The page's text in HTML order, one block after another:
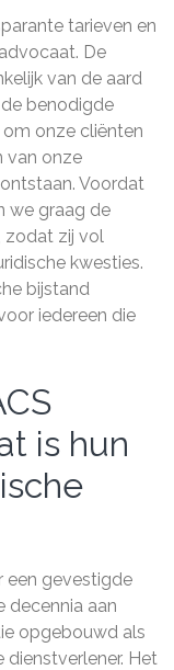
tarieven en
De
van de aard
benodigde
om onze cliënten
van onze
Voordat
we graag de
zodat zij vol
kwesties.
bijstand
iedereen die
is hun
een gevestigde
decennia aan
opgebouwd als
dienstverlener. Het